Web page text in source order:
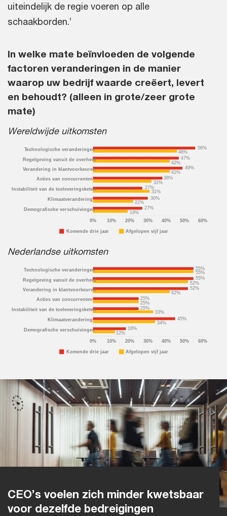
uiteindelijk de regie voeren op alle
schaakborden.’
In welke mate beïnvloeden de volgende
factoren veranderingen in de manier
waarop uw bedrijf waarde creëert, levert
en behoudt? (alleen in grote/zeer grote
mate)
Wereldwijde uitkomsten
Nederlandse uitkomsten
CEO’s voelen zich minder kwetsbaar
voor dezelfde bedreigingen